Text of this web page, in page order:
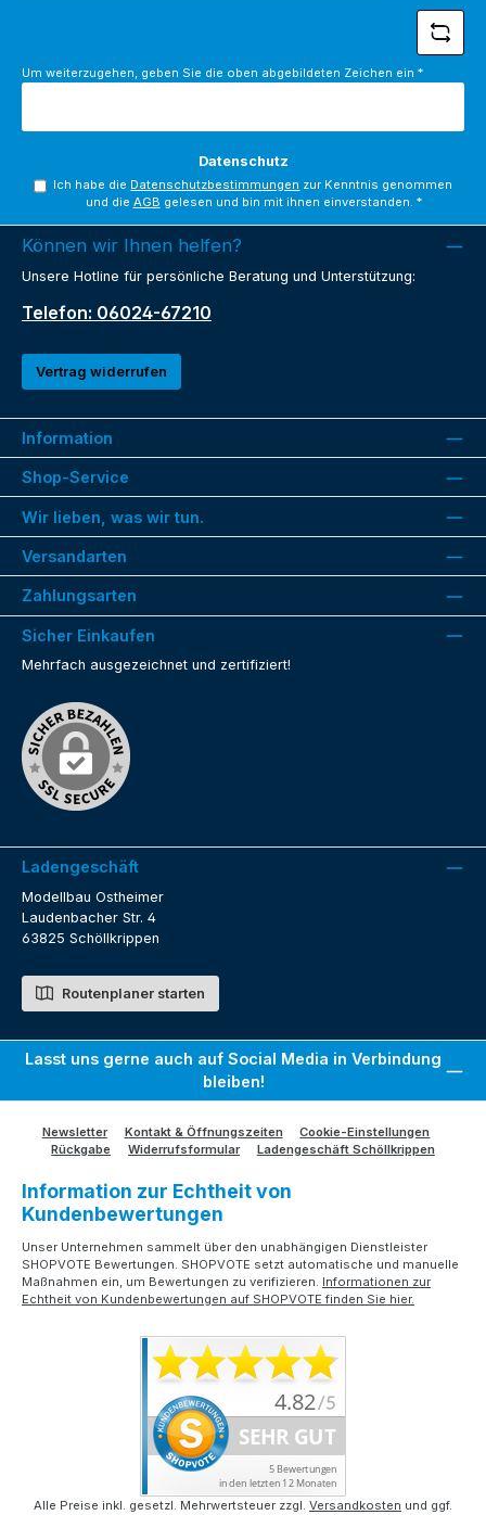
Um weiterzugehen, geben Sie die oben abgebildeten Zeichen ein *
Datenschutz
Ich habe die Datenschutzbestimmungen zur Kenntnis genommen
und die AGB gelesen und bin mit ihnen einverstanden. *
Können wir Ihnen helfen?
Unsere Hotline für persönliche Beratung und Unterstützung:
Telefon: 06024-67210
Vertrag widerrufen
Information
Shop-Service
Wir lieben, was wir tun.
Versandarten
Zahlungsarten
Sicher Einkaufen
Mehrfach ausgezeichnet und zertifiziert!
Ladengeschäft
Modellbau Ostheimer
Laudenbacher Str. 4
63825 Schöllkrippen
Routenplaner starten
Lasst uns gerne auch auf Social Media in Verbindung
bleiben!
Newsletter Kontakt & Öffnungszeiten
Cookie-Einstellungen
Rückgabe
Widerrufsformular Ladengeschäft Schöllkrippen
Information zur Echtheit von
Kundenbewertungen
Unser Unternehmen sammelt über den unabhängigen Dienstleister
SHOPVOTE Bewertungen. SHOPVOTE setzt automatische und manuelle
Maßnahmen ein, um Bewertungen zu verifizieren. Informationen zur
Echtheit von Kundenbewertungen auf SHOPVOTE finden Sie hier.
Alle Preise inkl. gesetzl. Mehrwertsteuer zzgl. Versandkosten und ggf.